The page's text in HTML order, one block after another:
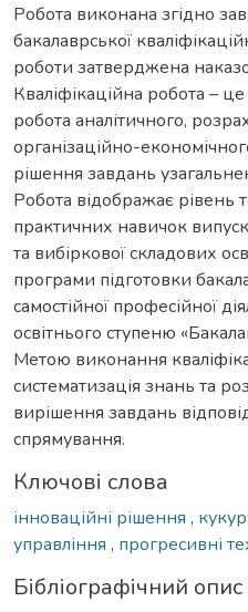
Робота виконана згідно
бакалаврської
роботи затверджена
Кваліфікаційна робота –
робота аналітичного,
організаційно-
рішення завдань
Робота відображає рівень
практичних навичок
та вибіркової складових
програми підготовки
самостійної професійної
освітнього ступеню
Метою виконання
систематизація знань та
вирішення завдань
спрямування.
Ключові слова
інноваційні рішення ,
управління , прогресивні
Бібліографічний опис